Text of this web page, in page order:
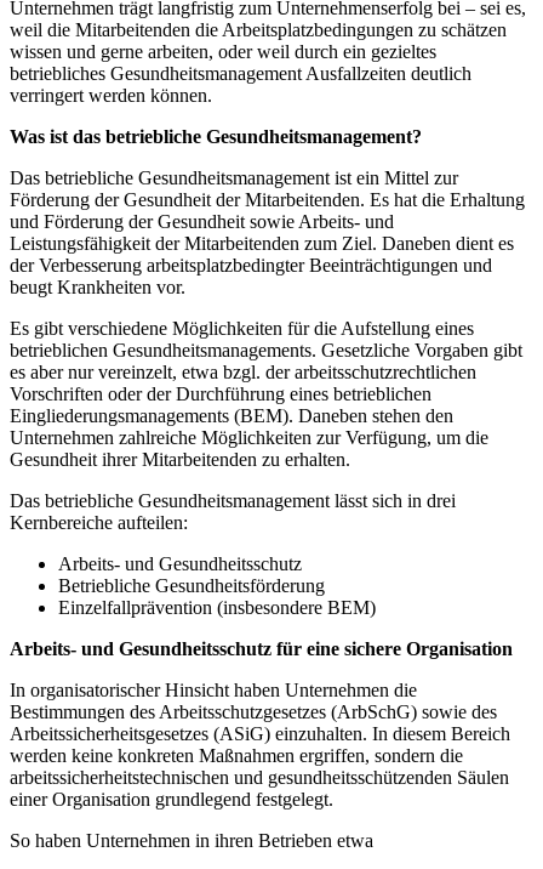
Unternehmen trägt langfristig zum Unternehmenserfolg bei – sei es,
weil die Mitarbeitenden die Arbeitsplatzbedingungen zu schätzen
wissen und gerne arbeiten, oder weil durch ein gezieltes
betriebliches Gesundheitsmanagement Ausfallzeiten deutlich
verringert werden können.
Was ist das betriebliche Gesundheitsmanagement?
Das betriebliche Gesundheitsmanagement ist ein Mittel zur
Förderung der Gesundheit der Mitarbeitenden. Es hat die Erhaltung
und Förderung der Gesundheit sowie Arbeits- und
Leistungsfähigkeit der Mitarbeitenden zum Ziel. Daneben dient es
der Verbesserung arbeitsplatzbedingter Beeinträchtigungen und
beugt Krankheiten vor.
Es gibt verschiedene Möglichkeiten für die Aufstellung eines
betrieblichen Gesundheitsmanagements. Gesetzliche Vorgaben gibt
es aber nur vereinzelt, etwa bzgl. der arbeitsschutzrechtlichen
Vorschriften oder der Durchführung eines betrieblichen
Eingliederungsmanagements (BEM). Daneben stehen den
Unternehmen zahlreiche Möglichkeiten zur Verfügung, um die
Gesundheit ihrer Mitarbeitenden zu erhalten.
Das betriebliche Gesundheitsmanagement lässt sich in drei
Kernbereiche aufteilen:
Arbeits- und Gesundheitsschutz
Betriebliche Gesundheitsförderung
Einzelfallprävention (insbesondere BEM)
Arbeits- und Gesundheitsschutz für eine sichere Organisation
In organisatorischer Hinsicht haben Unternehmen die
Bestimmungen des Arbeitsschutzgesetzes (ArbSchG) sowie des
Arbeitssicherheitsgesetzes (ASiG) einzuhalten. In diesem Bereich
werden keine konkreten Maßnahmen ergriffen, sondern die
arbeitssicherheitstechnischen und gesundheitsschützenden Säulen
einer Organisation grundlegend festgelegt.
So haben Unternehmen in ihren Betrieben etwa